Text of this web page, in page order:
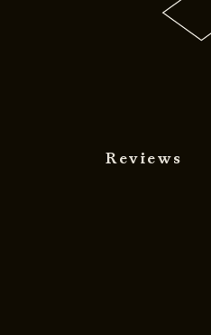
Reviews